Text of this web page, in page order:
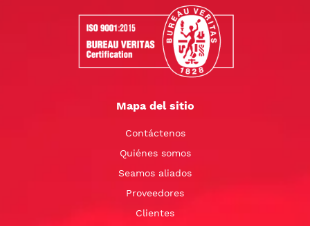
Mapa del sitio
Contáctenos
Quiénes somos
Seamos aliados
Proveedores
Clientes